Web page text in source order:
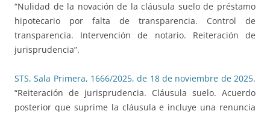
“Nulidad de la novación de la cláusula suelo de préstamo
hipotecario por falta de transparencia. Control de
transparencia. Intervención de notario. Reiteración de
jurisprudencia”.
STS, Sala Primera, 1666/2025, de 18 de noviembre de 2025.
“Reiteración de jurisprudencia. Cláusula suelo. Acuerdo
posterior que suprime la cláusula e incluye una renuncia